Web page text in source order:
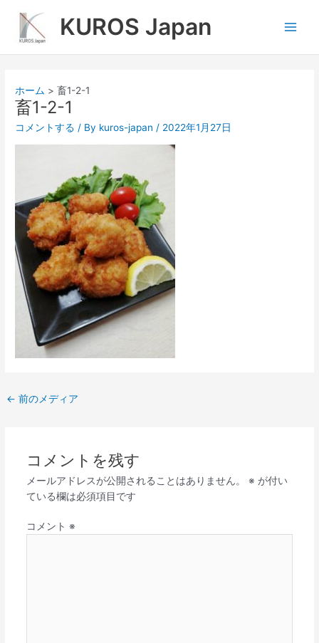
ス
KUROS Japan
ホーム 畜1-2-1
畜1-2-1
コメントする / By kuros-japan / 2022年1月27日
← 前のメディア
コメントを残す
メールアドレスが公開されることはありません。 ※ が付い
ている欄は必須項目です
コメント ※